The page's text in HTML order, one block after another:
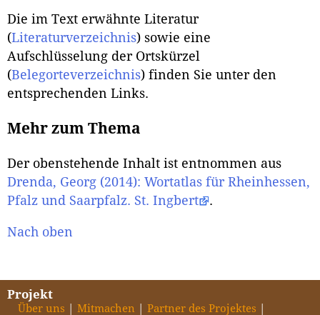
Die im Text erwähnte Literatur
(Literaturverzeichnis) sowie eine
Aufschlüsselung der Ortskürzel
(Belegorteverzeichnis) finden Sie unter den
entsprechenden Links.
Mehr zum Thema
Der obenstehende Inhalt ist entnommen aus
Drenda, Georg (2014): Wortatlas für Rheinhessen,
Pfalz und Saarpfalz. St. Ingbert
.
Nach oben
Projekt
Über uns Mitmachen
Partner des Projektes